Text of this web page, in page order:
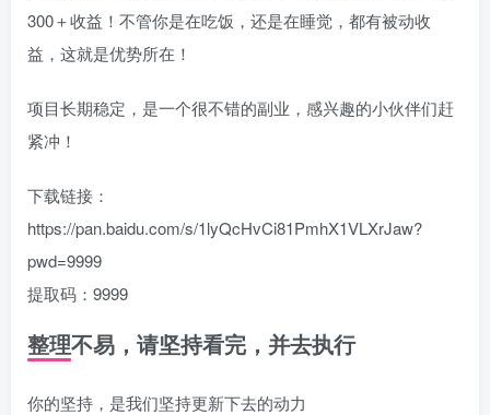
300＋收益！不管你是在吃饭，还是在睡觉，都有被动收
益，这就是优势所在！
项目长期稳定，是一个很不错的副业，感兴趣的小伙伴们赶
紧冲！
下载链接：
https://pan.baidu.com/s/1lyQcHvCi81PmhX1VLXrJaw?
pwd=9999
提取码：9999
整理不易，请坚持看完，并去执行
你的坚持，是我们坚持更新下去的动力